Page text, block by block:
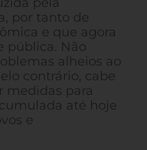
por tanto de
e que agora
pública. Não
alheios ao
contrário, cabe
medidas para
até hoje
e